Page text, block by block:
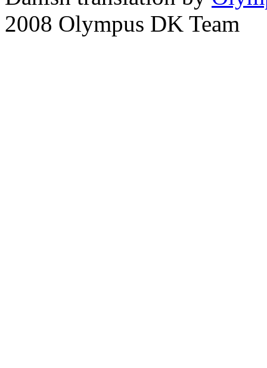
2008 Olympus DK Team